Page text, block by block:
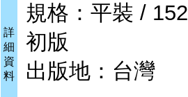
詳
細
資
料
規格：平裝 /
初版
出版地：台灣